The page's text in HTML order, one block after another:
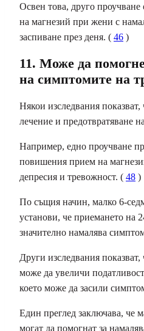
Освен това, друго
на магнезий при жени с
заспиване през деня. ( 46 )
11. Може да
на симптомите на
Някои изследвания показват,
лечение и предотвратяване
Например, едно проучване
повишения прием на
депресия и тревожност. ( 48 )
По същия начин, малко 6-
установи, че приемането на
значително намалява
Други изследвания
може да увеличи
което може да засили
Един преглед заключава, че
могат да помогнат за